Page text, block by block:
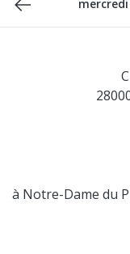
à Notre-Dame du